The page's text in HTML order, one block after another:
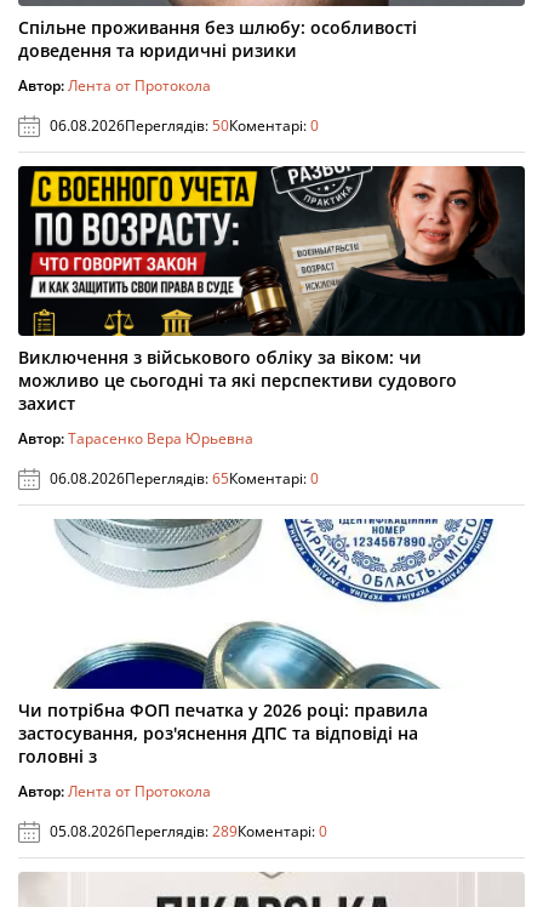
Спільне проживання без шлюбу: особливості
доведення та юридичні ризики
Автор:Лента от Протокола
06.08.2026Переглядів:50Коментарі:0
Виключення з військового обліку за віком: чи
можливо це сьогодні та які перспективи судового
захист
Автор:Тарасенко Вера Юрьевна
06.08.2026Переглядів:65Коментарі:0
Чи потрібна ФОП печатка у 2026 році: правила
застосування, роз'яснення ДПС та відповіді на
головні з
Автор:Лента от Протокола
05.08.2026Переглядів:289Коментарі:0